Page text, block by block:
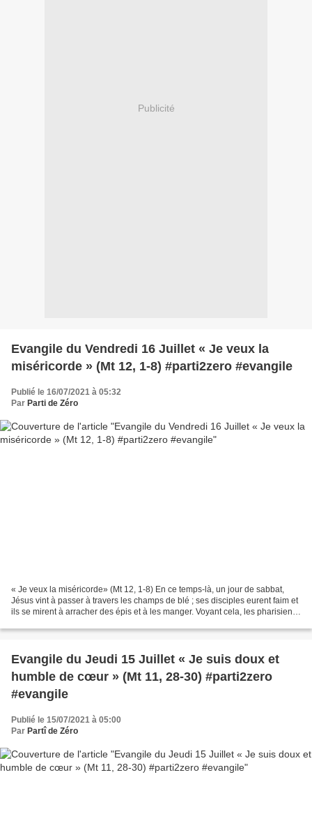
Publicité
Evangile du Vendredi 16 Juillet « Je veux la
miséricorde » (Mt 12, 1-8) #parti2zero #evangile
Publié le 16/07/2021 à 05:32
Par Parti de Zéro
« Je veux la miséricorde» (Mt 12, 1-8) En ce temps-là, un jour de sabbat,
Jésus vint à passer à travers les champs de blé ; ses disciples eurent faim et
ils se mirent à arracher des épis et à les manger. Voyant cela, les pharisiens
Evangile du Jeudi 15 Juillet « Je suis doux et
humble de cœur » (Mt 11, 28-30) #parti2zero
#evangile
Publié le 15/07/2021 à 05:00
Par Partî de Zéro